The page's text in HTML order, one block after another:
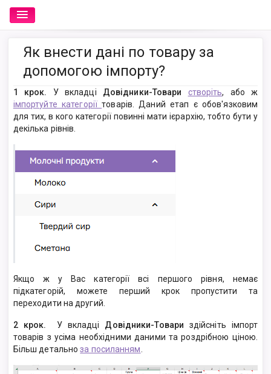
Як внести дані по товару за
допомогою імпорту?
1 крок. У вкладці Довідники-Товари створіть, або ж
імпортуйте категоріїтоварів. Даний етап є обов'язковим
для тих, в кого категорії повинні мати ієрархію, тобто бути у
декілька рівнів.
Якщо ж у Вас категорії всі першого рівня, немає
підкатегорій, можете перший крок пропустити та
переходити на другий.
2 крок. У вкладці Довідники-Товари здійсніть імпорт
товарів з усіма необхідними даними та роздрібною ціною.
Більш детальноза посиланням